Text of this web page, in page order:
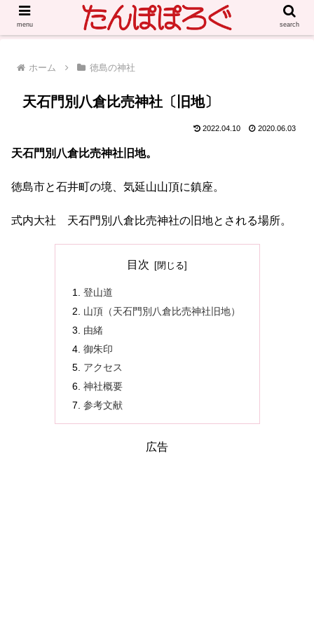
ホーム 徳島の神社
天石門別八倉比売神社〔旧地〕
2022.04.10 2020.06.03
天石門別八倉比売神社旧地。
徳島市と石井町の境、気延山山頂に鎮座。
式内大社 天石門別八倉比売神社の旧地とされる場所。
目次
登山道
山頂（天石門別八倉比売神社旧地）
由緒
御朱印
アクセス
神社概要
参考文献
広告
menu search